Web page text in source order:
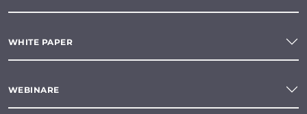
WHITE PAPER
WEBINARE